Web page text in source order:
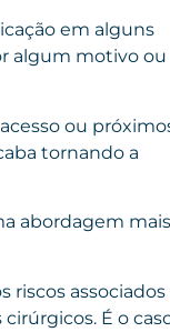
em alguns
algum motivo ou
ou
tornando a
abordagem mais
associados
É o